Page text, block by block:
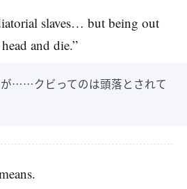
slaves… but being out
and die.”
が……クビってのは頭落とされて